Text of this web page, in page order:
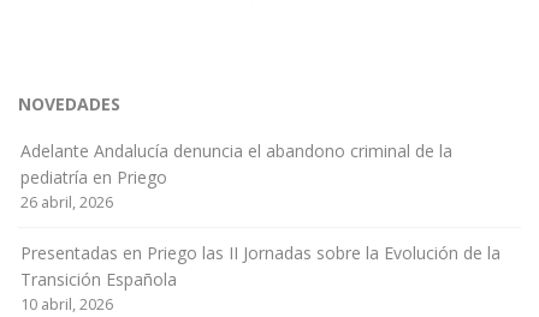
NOVEDADES
Adelante Andalucía denuncia el abandono criminal de la
pediatría en Priego
26 abril, 2026
Presentadas en Priego las II Jornadas sobre la Evolución de la
Transición Española
10 abril, 2026